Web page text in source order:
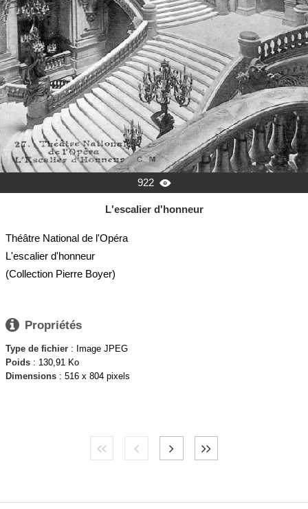
922 
L'escalier d'honneur
Théâtre National de l'Opéra
L'escalier d'honneur
(Collection Pierre Boyer)
 Propriétés
Type de fichier : Image JPEG
Poids : 130,91 Ko
Dimensions : 516 x 804 pixels